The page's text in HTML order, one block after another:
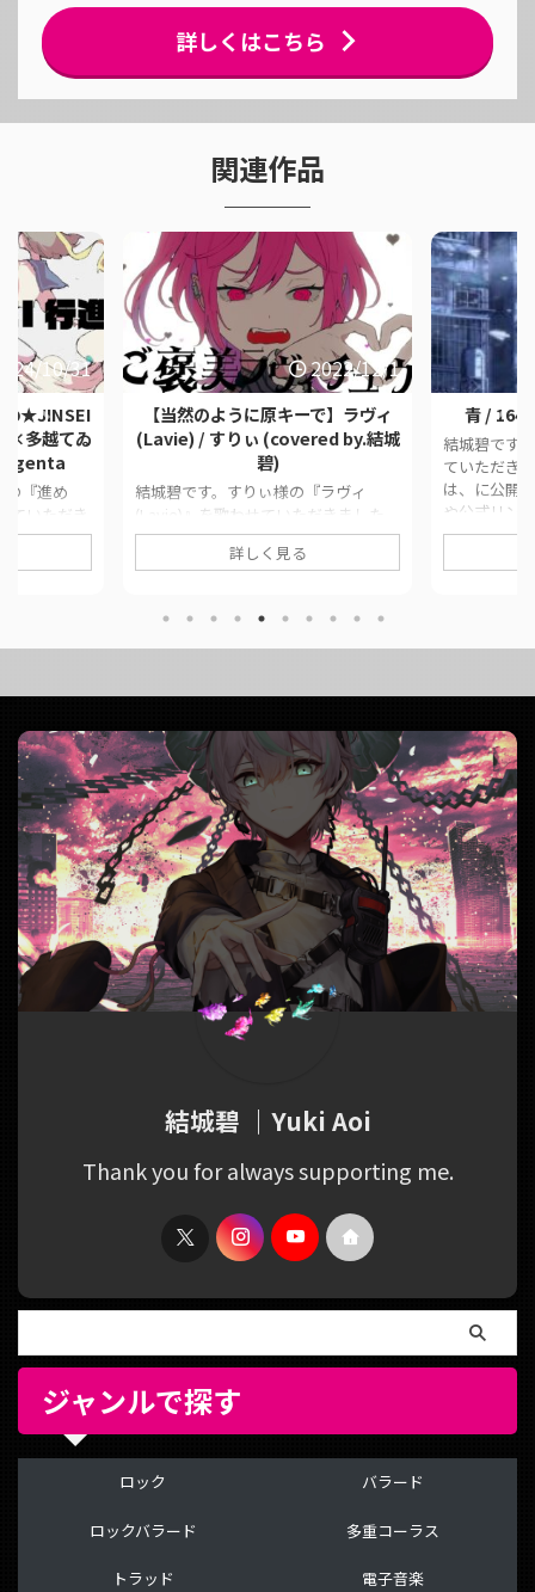
詳しくはこちら
関連作品
10/31
め★JINSEI
×多越てゐ
の『進め
ていただき
に公開さ
■ 動画リン
越てゐく
status
2022/12/1
【当然のように原キーで】ラヴィ
(Lavie) / すりぃ (covered by.結城
碧)
結城碧です。すりぃ様の『ラヴィ
(Lavie)』を歌わせていただきました。
このページでは、に公開した歌ってみ
た動画の情報や公式リンクをまとめて
ー様 ■ 動画リンク 【当然のように原
キーで】ラヴィ(Lavie) / すりぃ
https://twitter.com/panda__aoi/stat
https://www.youtube ...
詳しく見る
青 / 164
結城碧です
ていただき
は、に公開
や公式リン
作品情報
https://
結城碧 ｜Yuki Aoi
Thank you for always supporting me.
ジャンルで探す
ロック
ロックバラード
トラッド
バラード
多重コーラス
電子音楽